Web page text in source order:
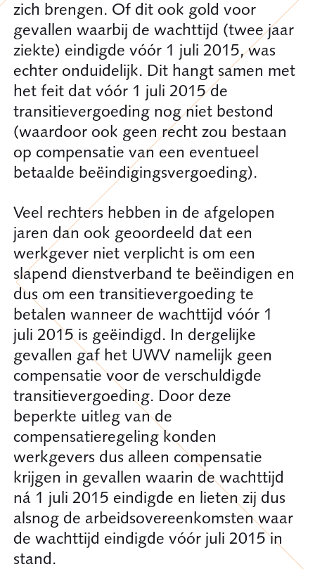
zich brengen. Of dit ook gold voor
gevallen waarbij de wachttijd (twee jaar
ziekte) eindigde vóór 1 juli 2015, was
echter onduidelijk. Dit hangt samen met
het feit dat vóór 1 juli 2015 de
transitievergoeding nog niet bestond
(waardoor ook geen recht zou bestaan
op compensatie van een eventueel
betaalde beëindigingsvergoeding).
Veel rechters hebben in de afgelopen
jaren dan ook geoordeeld dat een
werkgever niet verplicht is om een
slapend dienstverband te beëindigen en
dus om een transitievergoeding te
betalen wanneer de wachttijd vóór 1
juli 2015 is geëindigd. In dergelijke
gevallen gaf het UWV namelijk geen
compensatie voor de verschuldigde
transitievergoeding. Door deze
beperkte uitleg van de
compensatieregeling konden
werkgevers dus alleen compensatie
krijgen in gevallen waarin de wachttijd
ná 1 juli 2015 eindigde en lieten zij dus
alsnog de arbeidsovereenkomsten waar
de wachttijd eindigde vóór juli 2015 in
stand.